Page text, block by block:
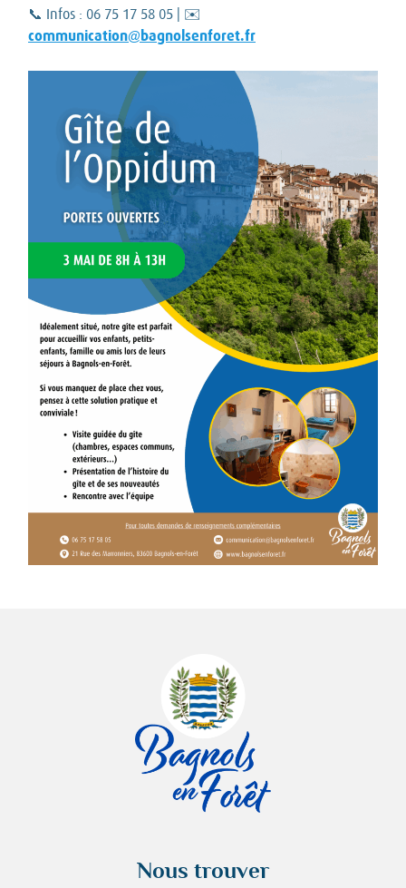
📞 Infos : 06 75 17 58 05 | ✉️
communication@bagnolsenforet.fr
Nous trouver